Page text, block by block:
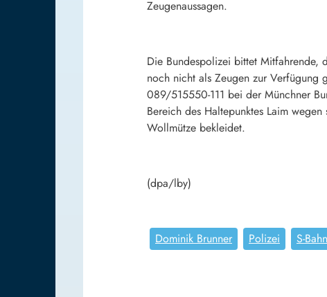
Zeugenaussagen.
Die Bundespolizei bittet Mitfahrende,
noch nicht als Zeugen zur Verfügung
089/515550-111 bei der Münchner
Bereich des Haltepunktes Laim
Wollmütze bekleidet.
(dpa/lby)
Dominik Brunner Polizei S-Bahn